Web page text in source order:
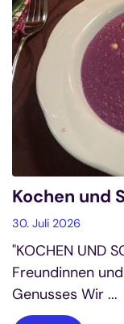
Kochen und
30. Juli 2026
"KOCHEN UND
Freundinnen
Genusses Wir ...